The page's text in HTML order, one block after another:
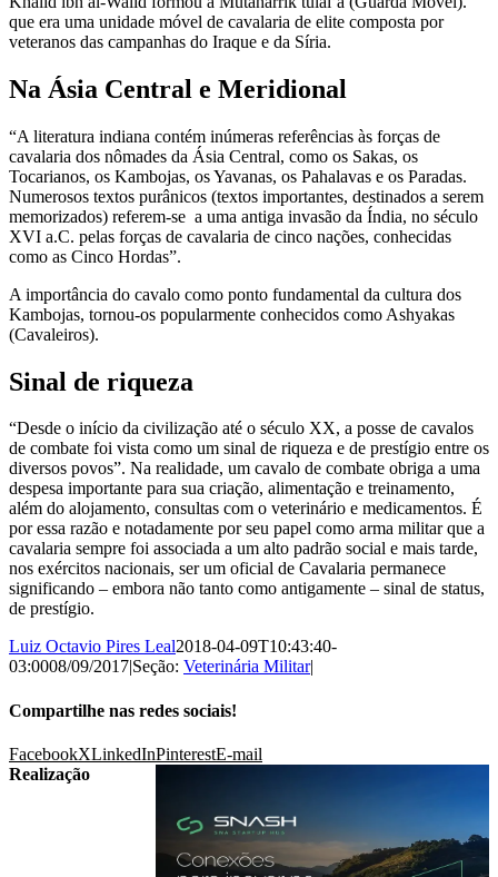
que era uma unidade móvel de cavalaria de elite composta por
veteranos das campanhas do Iraque e da Síria.
Na Ásia Central e Meridional
“A literatura indiana contém inúmeras referências às forças de
cavalaria dos nômades da Ásia Central, como os Sakas, os
Tocarianos, os Kambojas, os Yavanas, os Pahalavas e os Paradas.
Numerosos textos purânicos (textos importantes, destinados a serem
memorizados) referem-se a uma antiga invasão da Índia, no século
XVI a.C. pelas forças de cavalaria de cinco nações, conhecidas
como as Cinco Hordas”.
A importância do cavalo como ponto fundamental da cultura dos
Kambojas, tornou-os popularmente conhecidos como Ashyakas
(Cavaleiros).
Sinal de riqueza
“Desde o início da civilização até o século XX, a posse de cavalos
de combate foi vista como um sinal de riqueza e de prestígio entre os
diversos povos”. Na realidade, um cavalo de combate obriga a uma
despesa importante para sua criação, alimentação e treinamento,
além do alojamento, consultas com o veterinário e medicamentos. É
por essa razão e notadamente por seu papel como arma militar que a
cavalaria sempre foi associada a um alto padrão social e mais tarde,
nos exércitos nacionais, ser um oficial de Cavalaria permanece
significando – embora não tanto como antigamente – sinal de status,
de prestígio.
Luiz Octavio Pires Leal2018-04-09T10:43:40-
03:0008/09/2017|Seção: Veterinária Militar|
Compartilhe nas redes sociais!
FacebookXLinkedInPinterestE-mail
Realização